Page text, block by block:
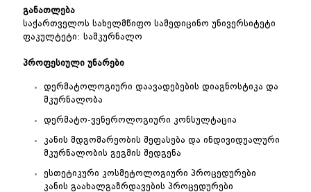
განათლება
საქართველოს სახელმწიფო სამედიცინო უნივერსიტეტი
ფაკულტეტი: სამკურნალო
პროფესიული უნარები
დერმატოლოგიური დაავადებების დიაგნოსტიკა და
მკურნალობა
დერმატო-ვენეროლოგიური კონსულტაცია
კანის მდგომარეობის შეფასება და ინდივიდუალური
მკურნალობის გეგმის შედგენა
ესთეტიკური კოსმეტოლოგიური პროცედურები
კანის გაახალგაზრდავების პროცედურები